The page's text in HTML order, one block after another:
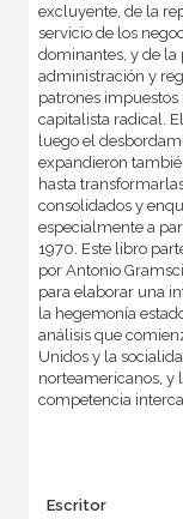
excluyente, de la
servicio de los
dominantes, y de la
administración y
patrones
capitalista radical.
luego el
expandieron
hasta
consolidados y
especialmente a
1970. Este libro
por Antonio
para elaborar una
la hegemonía
análisis que
Unidos y la
norteamericanos, y
competencia
Escritor